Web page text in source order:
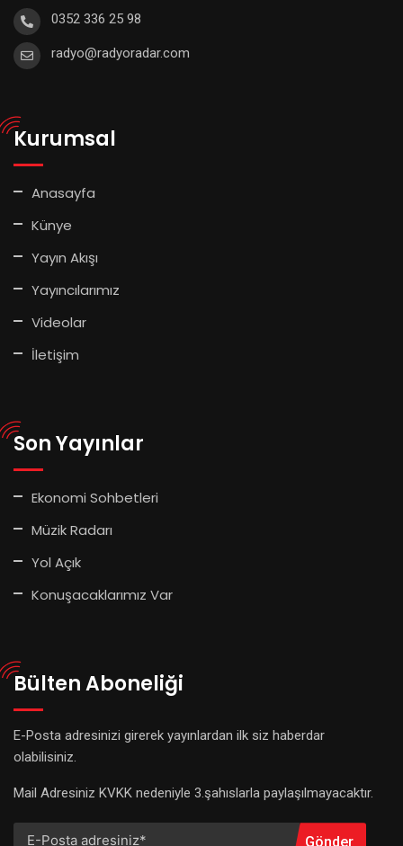
0352 336 25 98
radyo@radyoradar.com
Kurumsal
Anasayfa
Künye
Yayın Akışı
Yayıncılarımız
Videolar
İletişim
Son Yayınlar
Ekonomi Sohbetleri
Müzik Radarı
Yol Açık
Konuşacaklarımız Var
Bülten Aboneliği
E-Posta adresinizi girerek yayınlardan ilk siz haberdar
olabilisiniz.
Mail Adresiniz KVKK nedeniyle 3.şahıslarla paylaşılmayacaktır.
Gönder